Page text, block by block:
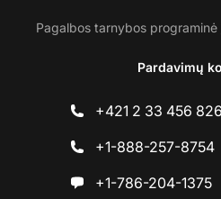
Pagalbos tarnybos
Pardavimų
+421 2 33 456 826
+1-888-257-8754
+1-786-204-1375